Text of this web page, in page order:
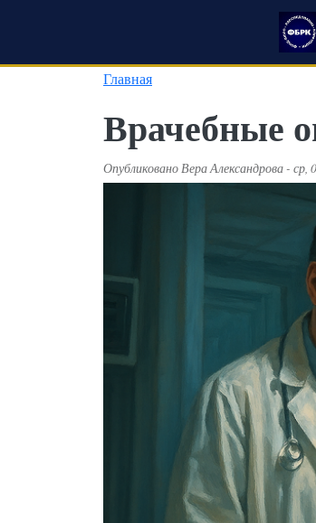
Главная
Врачебные
ОпубликованоВера Александрова- ср,